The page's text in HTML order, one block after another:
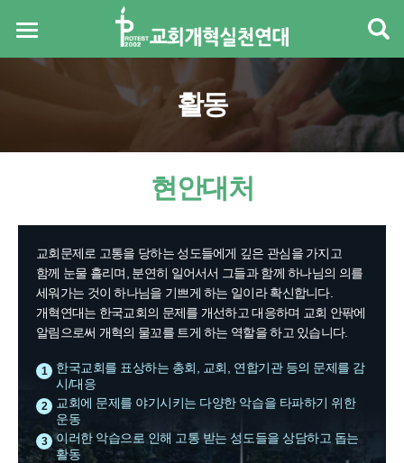
활동
현안대처
교회문제로 고통을 당하는 성도들에게 깊은 관심을 가지고
함께 눈물 흘리며, 분연히 일어서서 그들과 함께 하나님의 의를
세워가는 것이 하나님을 기쁘게 하는 일이라 확신합니다.
개혁연대는 한국교회의 문제를 개선하고 대응하며 교회 안팎에
알림으로써 개혁의 물꼬를 트게 하는 역할을 하고 있습니다.
1
한국교회를 표상하는 총회, 교회, 연합기관 등의 문제를 감
시/대응
2
교회에 문제를 야기시키는 다양한 악습을 타파하기 위한
운동
3
이러한 악습으로 인해 고통 받는 성도들을 상담하고 돕는
활동